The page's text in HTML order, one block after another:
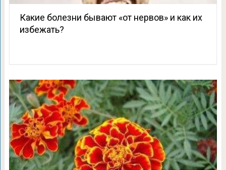
Какие болезни бывают «от нервов» и как их
избежать?